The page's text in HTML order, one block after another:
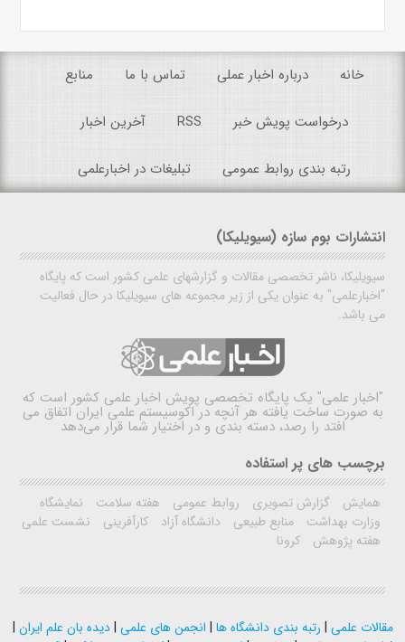
خانه درباره اخبار عملی تماس با ما منابع
درخواست پویش خبر RSS آخرین اخبار
رتبه بندی روابط عمومی تبلیغات در اخبارعلمی
انتشارات بوم سازه (سیویلیکا)
سیویلیکا، ناشر تخصصی مقالات و گزارشهای علمی کشور است که پایگاه
"اخبارعلمی" به عنوان یکی از زیر مجموعه های سیویلیکا در حال فعالیت
می باشد.
"اخبار علمی" یک پایگاه تخصصی پویش اخبار علمی کشور است که
به صورت ساخت یافته هر آنچه در اکوسیستم علمی ایران اتفاق می
افتد را رصد، دسته بندی و در اختیار شما قرار می‌دهد
برچسب های پر استفاده
همایش گزارش تصویری روابط عمومی هفته سلامت
نمایشگاه
وزارت بهداشت
منابع طبیعی دانشگاه آزاد کارآفرینی
نشست علمی
هفته پژوهش
کرونا
مقالات علمی | رتبه بندی دانشگاه ها | انجمن های علمی |دیده بان علم ایران |